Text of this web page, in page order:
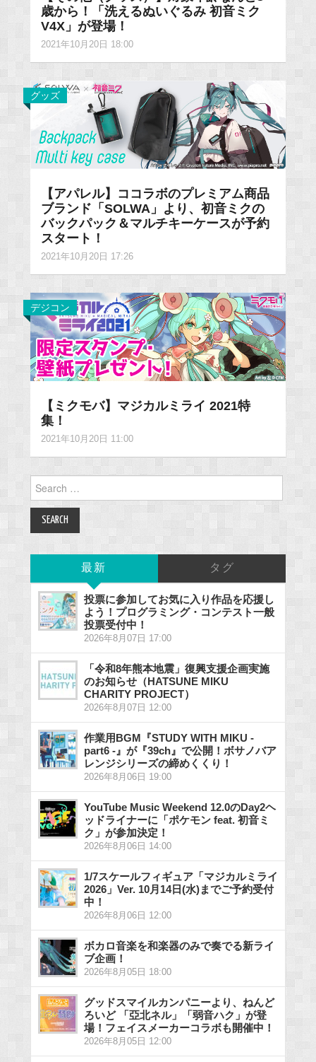
歳から！「洗えるぬいぐるみ 初音ミク
V4X」が登場！
2021年10月20日 18:00
グッズ
【アパレル】ココラボのプレミアム商品
ブランド「SOLWA」より、初音ミクの
バックパック＆マルチキーケースが予約
スタート！
2021年10月20日 17:26
デジコン
【ミクモバ】マジカルミライ 2021特
集！
2021年10月20日 11:00
for:
最新 タグ
投票に参加してお気に入り作品を応援し
よう！プログラミング・コンテスト一般
投票受付中！
2026年8月07日 17:00
「令和8年熊本地震」復興支援企画実施
のお知らせ（HATSUNE MIKU
CHARITY PROJECT）
2026年8月07日 12:00
作業用BGM『STUDY WITH MIKU -
part6 -』が『39ch』で公開！ボサノバア
レンジシリーズの締めくくり！
2026年8月06日 19:00
YouTube Music Weekend 12.0のDay2ヘ
ッドライナーに「ポケモン feat. 初音ミ
ク」が参加決定！
2026年8月06日 14:00
1/7スケールフィギュア「マジカルミライ
2026」Ver. 10月14日(水)までご予約受付
中！
2026年8月06日 12:00
ボカロ音楽を和楽器のみで奏でる新ライ
ブ企画！
2026年8月05日 18:00
グッドスマイルカンパニーより、ねんど
ろいど 「亞北ネル」「弱音ハク」が登
場！フェイスメーカーコラボも開催中！
2026年8月05日 12:00